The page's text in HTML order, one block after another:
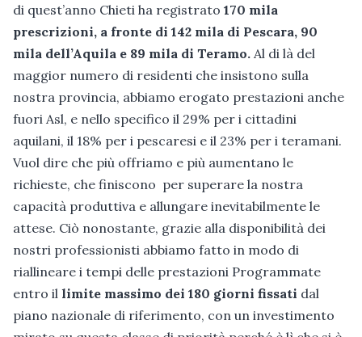
di quest’anno Chieti ha registrato 170 mila
prescrizioni, a fronte di 142 mila di Pescara, 90
mila dell’Aquila e 89 mila di Teramo. Al di là del
maggior numero di residenti che insistono sulla
nostra provincia, abbiamo erogato prestazioni anche
fuori Asl, e nello specifico il 29% per i cittadini
aquilani, il 18% per i pescaresi e il 23% per i teramani.
Vuol dire che più offriamo e più aumentano le
richieste, che finiscono per superare la nostra
capacità produttiva e allungare inevitabilmente le
attese. Ciò nonostante, grazie alla disponibilità dei
nostri professionisti abbiamo fatto in modo di
riallineare i tempi delle prestazioni Programmate
entro il limite massimo dei 180 giorni fissati dal
piano nazionale di riferimento, con un investimento